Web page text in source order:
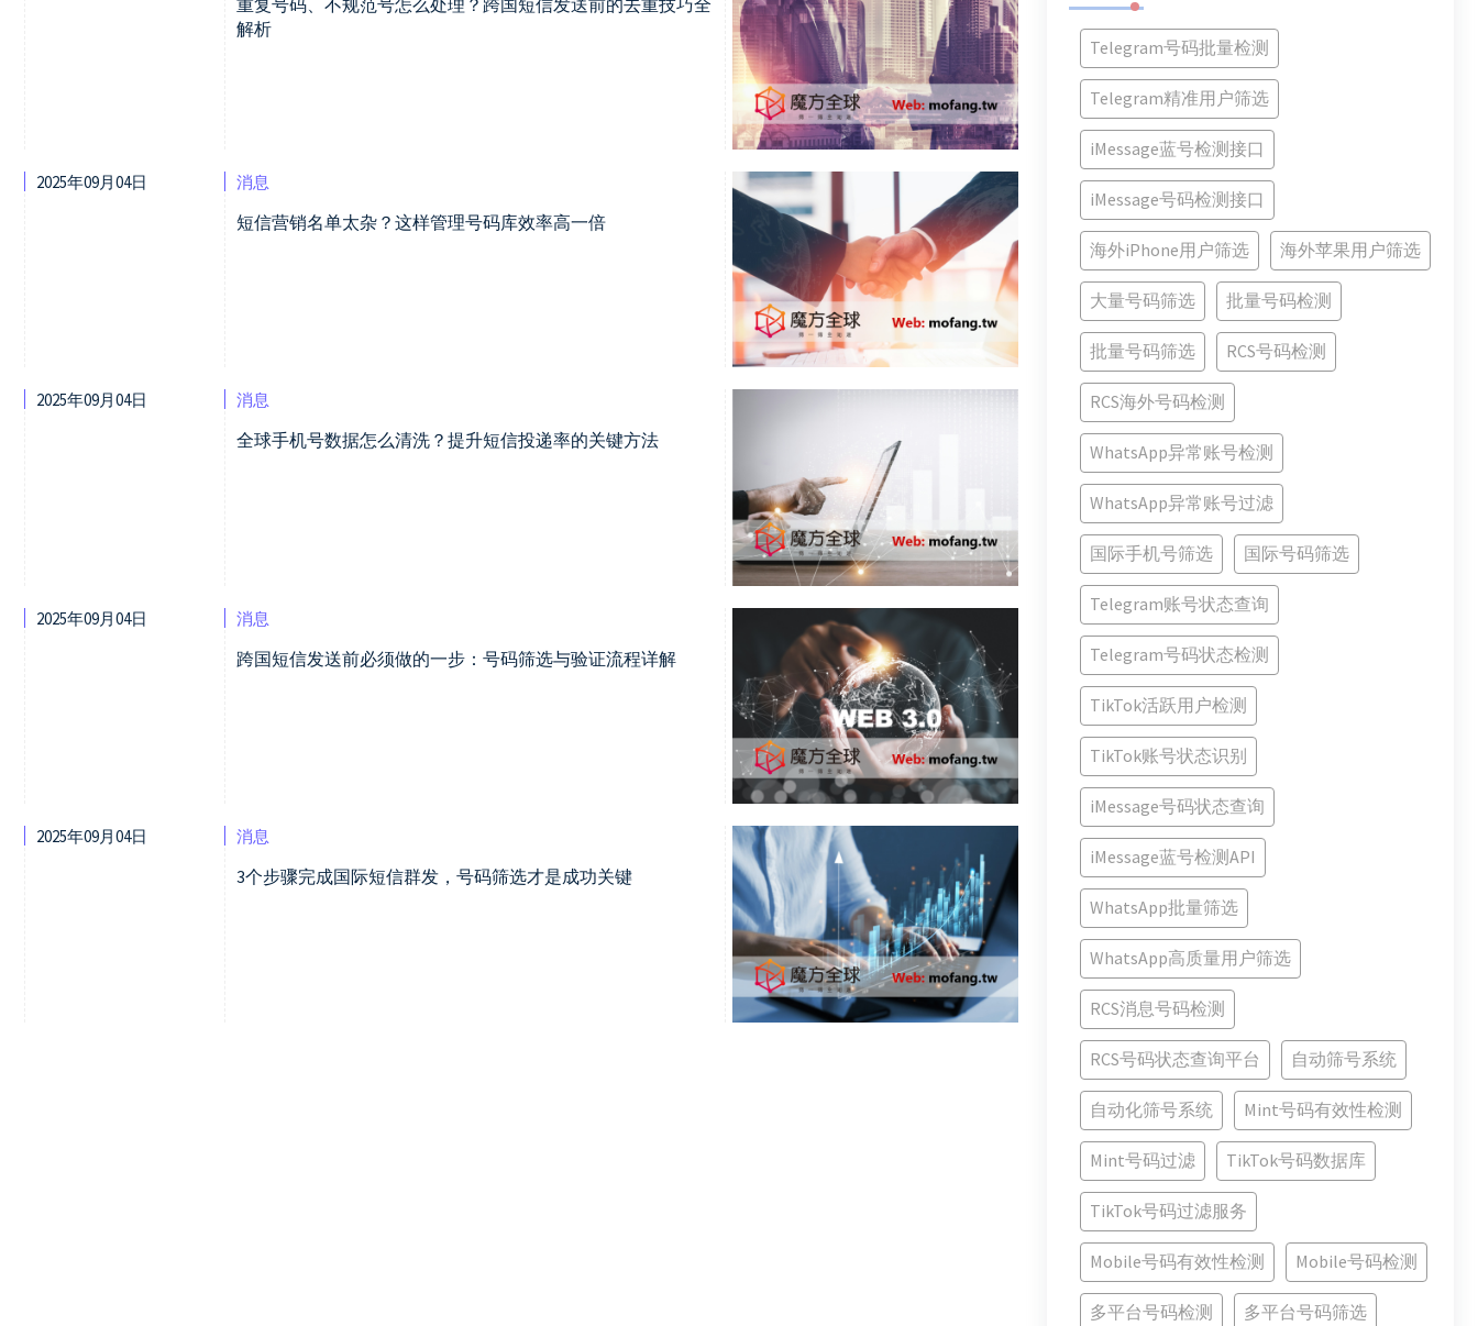
解析
2025年09月04日 消息
短信营销名单太杂？这样管理号码库效率高一倍
2025年09月04日 消息
全球手机号数据怎么清洗？提升短信投递率的关键方法
2025年09月04日 消息
跨国短信发送前必须做的一步：号码筛选与验证流程详解
2025年09月04日 消息
3个步骤完成国际短信群发，号码筛选才是成功关键
Telegram号码批量检测
Telegram精准用户筛选
iMessage蓝号检测接口
iMessage号码检测接口
海外iPhone用户筛选 海外苹果用户筛选
大量号码筛选 批量号码检测
批量号码筛选 RCS号码检测
RCS海外号码检测
WhatsApp异常账号检测
WhatsApp异常账号过滤
国际手机号筛选 国际号码筛选
Telegram账号状态查询
Telegram号码状态检测
TikTok活跃用户检测
TikTok账号状态识别
iMessage号码状态查询
iMessage蓝号检测API
WhatsApp批量筛选
WhatsApp高质量用户筛选
RCS消息号码检测
RCS号码状态查询平台 自动筛号系统
自动化筛号系统 Mint号码有效性检测
Mint号码过滤 TikTok号码数据库
TikTok号码过滤服务
Mobile号码有效性检测 Mobile号码检测
多平台号码检测 多平台号码筛选